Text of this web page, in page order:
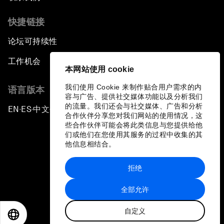
本网站使用 cookie
我们使用 Cookie 来制作贴合用户需求的内
容与广告、提供社交媒体功能以及分析我们
的流量。我们还会与社交媒体、广告和分析
合作伙伴分享您对我们网站的使用情况，这
些合作伙伴可能会将此类信息与您提供给他
们或他们在您使用其服务的过程中收集的其
他信息相结合。
全部允许
自定义
拒绝
快捷链接
论坛可持续性
工作机会
语言版本
EN ▪ES▪中文▪ 日本語
站点地图
世界经济论坛